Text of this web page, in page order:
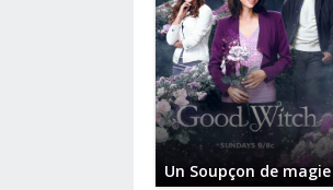
Un Soupçon de magie